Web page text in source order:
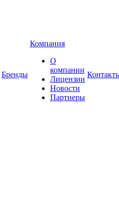
Бренды
Компания
О
компании
Лицензии
Новости
Партнеры